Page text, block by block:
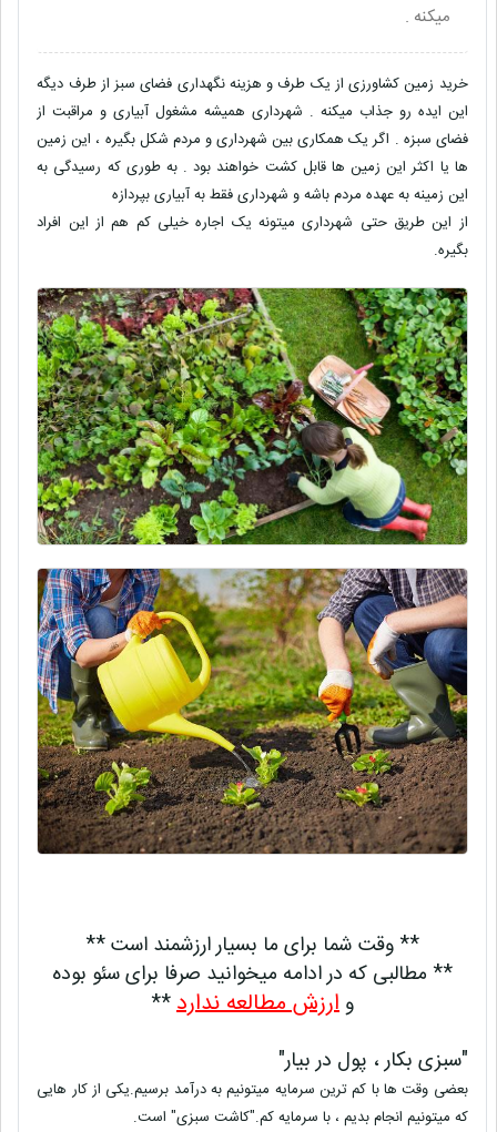
میکنه .
خرید زمین کشاورزی از یک طرف و هزینه نگهداری فضای سبز از طرف دیگه
این ایده رو جذاب میکنه . شهرداری همیشه مشغول آبیاری و مراقبت از
فضای سبزه . اگر یک همکاری بین شهرداری و مردم شکل بگیره ، این زمین
ها یا اکثر این زمین ها قابل کشت خواهند بود . به طوری که رسیدگی به
این زمینه به عهده مردم باشه و شهرداری فقط به آبیاری بپردازه
از این طریق حتی شهرداری میتونه یک اجاره خیلی کم هم از این افراد
بگیره.
** وقت شما برای ما بسیار ارزشمند است **
** مطالبی که در ادامه میخوانید صرفا برای سئو بوده
وارزش مطالعه ندارد**
"سبزی بکار ، پول در بیار"
بعضی وقت ها با کم ترین سرمایه میتونیم به درآمد برسیم.یکی از کار هایی
که میتونیم انجام بدیم ، با سرمایه کم."کاشت سبزی" است.